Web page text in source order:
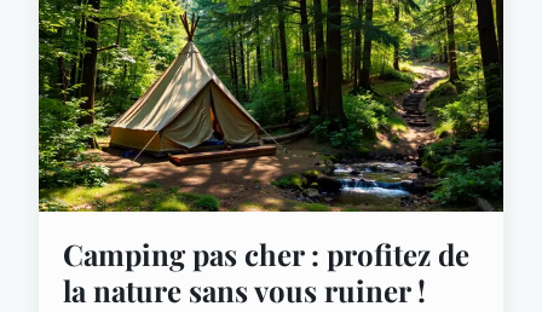
Camping pas cher : profitez de
la nature sans vous ruiner !